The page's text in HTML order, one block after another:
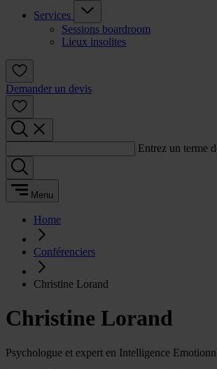
Services
Sessions boardroom
Lieux insolites
Demander un devis
Entrez un terme
Menu
Home
Conférenciers
Christine Lorand
Christine Lorand
Psychologue et expert en Intelligence